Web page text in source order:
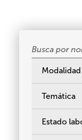
cursos